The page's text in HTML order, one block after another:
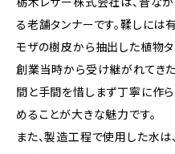
る老舗タンナーです。鞣しには
モザの樹皮から抽出した植物タ
創業当時から受け継がれてき
間と手間を惜しまず丁寧に作
めることが大きな魅力です。
また、製造工程で使用した水